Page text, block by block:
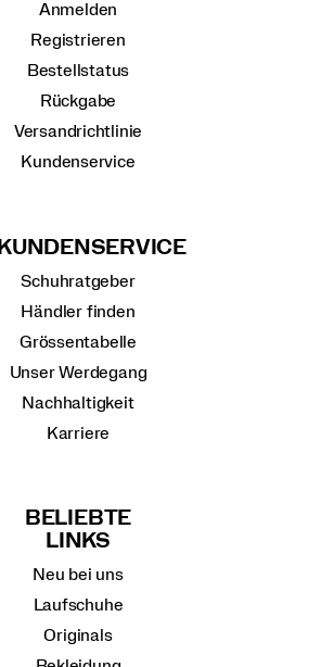
Anmelden
Registrieren
Bestellstatus
Rückgabe
Versandrichtlinie
Kundenservice
KUNDENSERVICE
Schuhratgeber
Händler finden
Grössentabelle
Unser Werdegang
Nachhaltigkeit
Karriere
BELIEBTE
LINKS
Neu bei uns
Laufschuhe
Originals